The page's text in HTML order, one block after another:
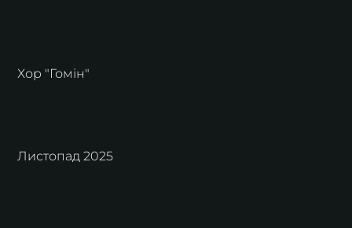
Хор "Гомін"
Листопад 2025